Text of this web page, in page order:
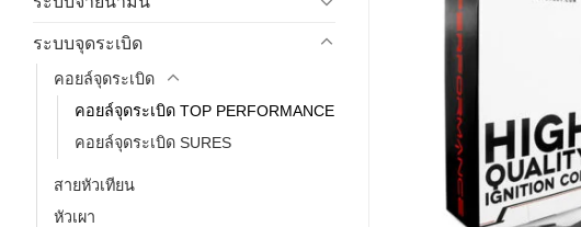
ระบบจุดระเบิด
คอยล์จุดระเบิด
คอยล์จุดระเบิด TOP PERFORMANCE
คอยล์จุดระเบิด SURES
สายหัวเทียน
หัวเผา